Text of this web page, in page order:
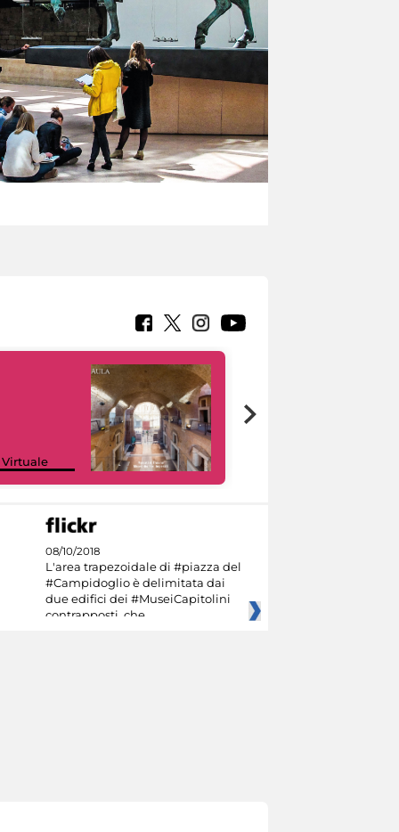
Virtuale
08/10/2018
L'area trapezoidale di #piazza del
#Campidoglio è delimitata dai
due edifici dei #MuseiCapitolini
contrapposti, che